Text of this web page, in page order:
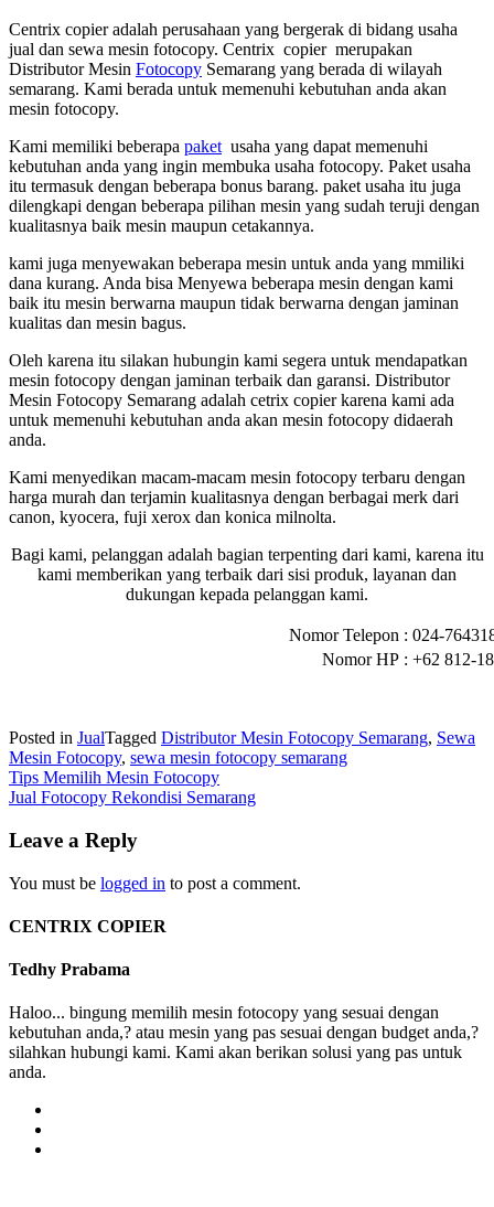
Centrix copier adalah perusahaan yang bergerak di bidang usaha
jual dan sewa mesin fotocopy. Centrix copier merupakan
Distributor Mesin Fotocopy Semarang yang berada di wilayah
semarang. Kami berada untuk memenuhi kebutuhan anda akan
mesin fotocopy.
Kami memiliki beberapa paket usaha yang dapat memenuhi
kebutuhan anda yang ingin membuka usaha fotocopy. Paket usaha
itu termasuk dengan beberapa bonus barang. paket usaha itu juga
dilengkapi dengan beberapa pilihan mesin yang sudah teruji dengan
kualitasnya baik mesin maupun cetakannya.
kami juga menyewakan beberapa mesin untuk anda yang mmiliki
dana kurang. Anda bisa Menyewa beberapa mesin dengan kami
baik itu mesin berwarna maupun tidak berwarna dengan jaminan
kualitas dan mesin bagus.
Oleh karena itu silakan hubungin kami segera untuk mendapatkan
mesin fotocopy dengan jaminan terbaik dan garansi. Distributor
Mesin Fotocopy Semarang adalah cetrix copier karena kami ada
untuk memenuhi kebutuhan anda akan mesin fotocopy didaerah
anda.
Kami menyedikan macam-macam mesin fotocopy terbaru dengan
harga murah dan terjamin kualitasnya dengan berbagai merk dari
canon, kyocera, fuji xerox dan konica milnolta.
Bagi kami, pelanggan adalah bagian terpenting dari kami, karena itu
kami memberikan yang terbaik dari sisi produk, layanan dan
dukungan kepada pelanggan kami.
Nomor Telepon : 024-
Nomor HP : +62 812-
Posted in JualTagged Distributor Mesin Fotocopy Semarang, Sewa
Mesin Fotocopy, sewa mesin fotocopy semarang
Post
navigation
Tips Memilih Mesin Fotocopy
Jual Fotocopy Rekondisi Semarang
Leave a Reply
You must be logged in to post a comment.
CENTRIX COPIER
Tedhy Prabama
Haloo... bingung memilih mesin fotocopy yang sesuai dengan
kebutuhan anda,? atau mesin yang pas sesuai dengan budget anda,?
silahkan hubungi kami. Kami akan berikan solusi yang pas untuk
anda.